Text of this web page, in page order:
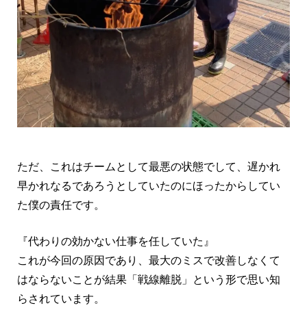
ただ、これはチームとして最悪の状態でして、遅かれ
早かれなるであろうとしていたのにほったからしてい
た僕の責任です。
『代わりの効かない仕事を任していた』
これが今回の原因であり、最大のミスで改善しなくて
はならないことが結果「戦線離脱」という形で思い知
らされています。